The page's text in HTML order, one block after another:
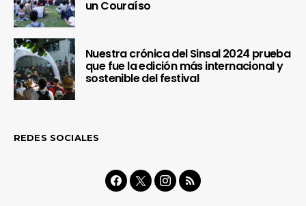
un Couraíso
Nuestra crónica del Sinsal 2024 prueba
que fue la edición más internacional y
sostenible del festival
REDES SOCIALES